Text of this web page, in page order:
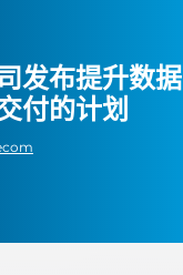
发布提升数据
付的计划